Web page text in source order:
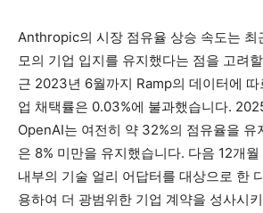
Anthropic의 시장 점유율 상승 속도는 최
모의 기업 입지를 유지했다는 점을 고려
근 2023년 6월까지 Ramp의 데이터에
업 채택률은 0.03%에 불과했습니다.
OpenAI는 여전히 약 32%의 점유율을
은 8% 미만을 유지했습니다. 다음 12개
내부의 기술 얼리 어답터를 대상으로 한
용하여 더 광범위한 기업 계약을 성사시